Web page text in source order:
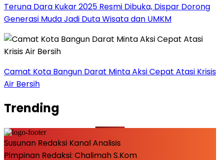
Teruna Dara Kukar 2025 Resmi Dibuka, Dispar Dorong
Generasi Muda Jadi Duta Wisata dan UMKM
Camat Kota Bangun Darat Minta Aksi Cepat Atasi Krisis
Air Bersih
Trending
Susunan Redaksi Kanal Analisis
Pimpinan Redaksi: Chalimah S.Kom